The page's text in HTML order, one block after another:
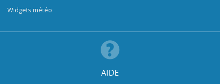
Widgets météo
AIDE